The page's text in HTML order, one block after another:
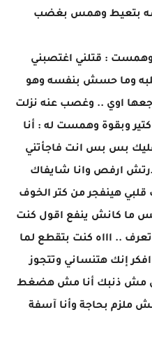
بتعيط وهمس بغضب
: قتلني اغتصبني
وما حسش بنفسه وهو
اوي .. وغصب عنه نزلت
وبقوة وهمست له : أنا
بس بس انت فاجأتني
ارفص وانا شايفاك
هينفجر من كتر الخوف
بس ما كانش ينفع اقول كنت
.. اااه كنت بتقطع لما
إنك هتنساني وتتجوز
بس مش ذنبك أنا مش هضغط
ملزم بحاجة وأنا آسفة